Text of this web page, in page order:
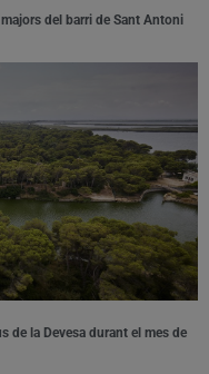
del barri de Sant Antoni
de la Devesa durant el mes de